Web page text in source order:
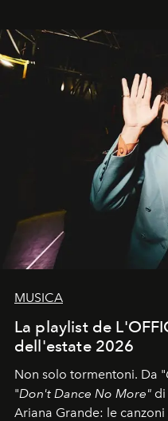
MUSICA
La playlist de
dell'estate 2026
Non solo tormentoni. Da "
"Don't Dance No More" di
Ariana Grande: le